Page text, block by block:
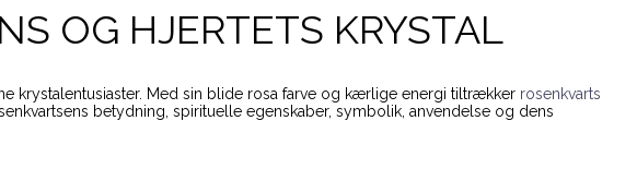
OG HJERTETS KRYSTAL
krystalentusiaster. Med sin blide rosa farve og kærlige energi tiltrækker rosenkvarts
betydning, spirituelle egenskaber, symbolik, anvendelse og dens